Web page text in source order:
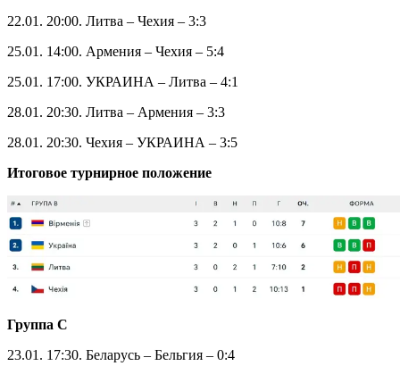
Video
25.01. 17:00. Франция – Латвия – 5:0
28.01. 17:30. Грузия – Франция – 1:3
реклама
Итоговое турнирное положение